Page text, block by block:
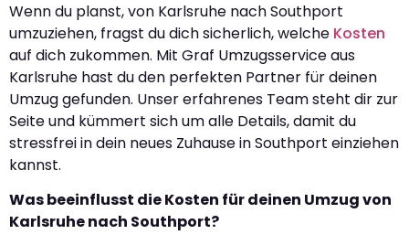
Wenn du planst, von Karlsruhe nach Southport
umzuziehen, fragst du dich sicherlich, welche Kosten
auf dich zukommen. Mit Graf Umzugsservice aus
Karlsruhe hast du den perfekten Partner für deinen
Umzug gefunden. Unser erfahrenes Team steht dir zur
Seite und kümmert sich um alle Details, damit du
stressfrei in dein neues Zuhause in Southport einziehen
kannst.
Was beeinflusst die Kosten für deinen Umzug von
Karlsruhe nach Southport?